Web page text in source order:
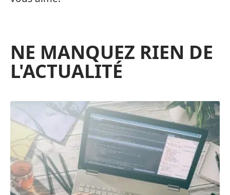
NE MANQUEZ RIEN DE
L'ACTUALITÉ